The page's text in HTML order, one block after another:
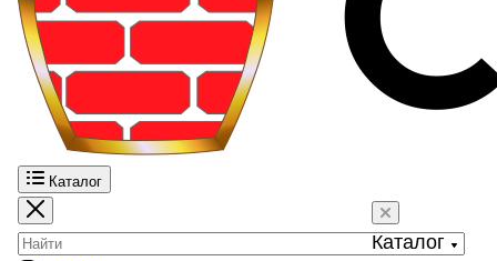
Каталог
Каталог